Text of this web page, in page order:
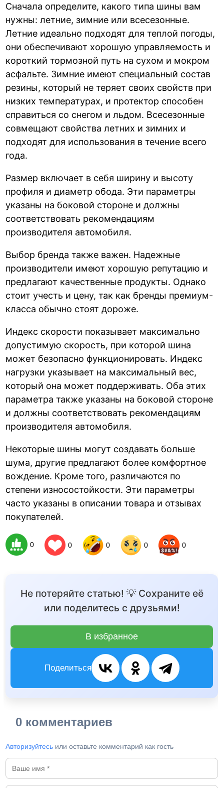
Сначала определите, какого типа шины вам
нужны: летние, зимние или всесезонные.
Летние идеально подходят для теплой погоды,
они обеспечивают хорошую управляемость и
короткий тормозной путь на сухом и мокром
асфальте. Зимние имеют специальный состав
резины, который не теряет своих свойств при
низких температурах, и протектор способен
справиться со снегом и льдом. Всесезонные
совмещают свойства летних и зимних и
подходят для использования в течение всего
года.
Размер включает в себя ширину и высоту
профиля и диаметр обода. Эти параметры
указаны на боковой стороне и должны
соответствовать рекомендациям
производителя автомобиля.
Выбор бренда также важен. Надежные
производители имеют хорошую репутацию и
предлагают качественные продукты. Однако
стоит учесть и цену, так как бренды премиум-
класса обычно стоят дороже.
Индекс скорости показывает максимально
допустимую скорость, при которой шина
может безопасно функционировать. Индекс
нагрузки указывает на максимальный вес,
который она может поддерживать. Оба этих
параметра также указаны на боковой стороне
и должны соответствовать рекомендациям
производителя автомобиля.
Некоторые шины могут создавать больше
шума, другие предлагают более комфортное
вождение. Кроме того, различаются по
степени износостойкости. Эти параметры
часто указаны в описании товара и отзывах
покупателей.
0 0 0 0 0
Не потеряйте статью! 💡 Сохраните её
или поделитесь с друзьями!
В избранное
Поделиться
0 комментариев
Авторизуйтесь или оставьте комментарий как гость